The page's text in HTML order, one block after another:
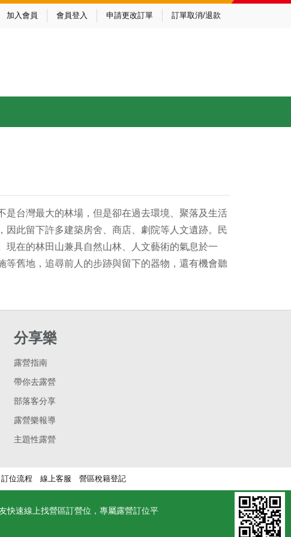
加入會員 會員登入 申請更改訂單 訂單取消/退款
台灣最大的林場，但是卻在過去環境、聚落及生活
此留下許多建築房舍、商店、劇院等人文遺跡。民
現在的林田山兼具自然山林、人文藝術的氣息於一
舊地，追尋前人的步跡與留下的器物，還有機會聽
分享樂
露營指南
帶你去露營
部落客分享
露營樂報導
主題性露營
訂位流程 線上客服 營區稅籍登記
快速線上找營區訂營位，專屬露營訂位平